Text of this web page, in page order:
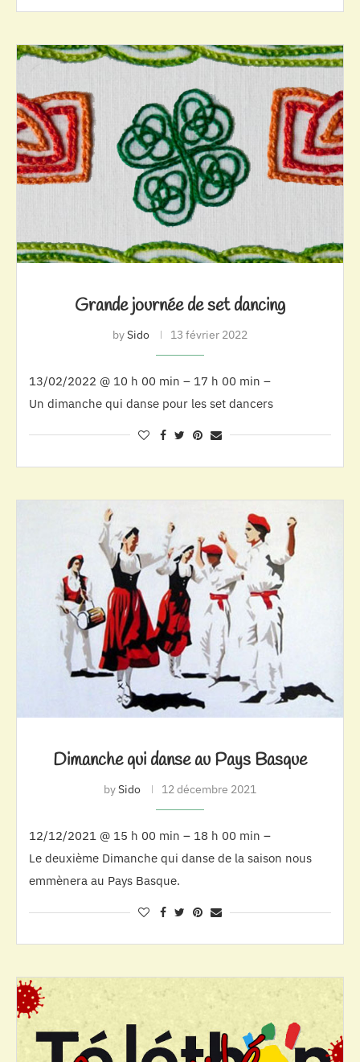
Grande journée de set dancing
bySido 13 février 2022
13/02/2022 @ 10 h 00 min – 17 h 00 min –
Un dimanche qui danse pour les set dancers
Dimanche qui danse au Pays Basque
bySido 12 décembre 2021
12/12/2021 @ 15 h 00 min – 18 h 00 min –
Le deuxième Dimanche qui danse de la saison nous
emmènera au Pays Basque.